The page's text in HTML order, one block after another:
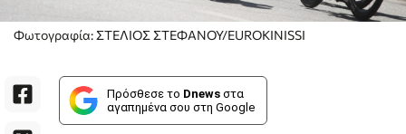
Φωτογραφία: ΣΤΕΛΙΟΣ ΣΤΕΦΑΝΟΥ/EUROKINISSI
Πρόσθεσε το Dnews στα
αγαπημένα σου στη Google